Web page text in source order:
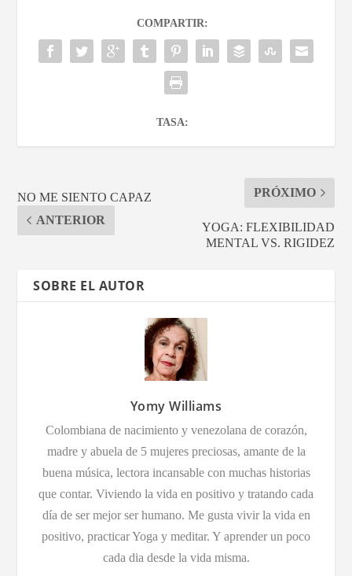
COMPARTIR:
TASA:
NO ME SIENTO CAPAZ
ANTERIOR
PRÓXIMO
YOGA: FLEXIBILIDAD
MENTAL VS. RIGIDEZ
SOBRE EL AUTOR
Yomy Williams
Colombiana de nacimiento y venezolana de corazón,
madre y abuela de 5 mujeres preciosas, amante de la
buena música, lectora incansable con muchas historias
que contar. Viviendo la vida en positivo y tratando cada
día de ser mejor ser humano. Me gusta vivir la vida en
positivo, practicar Yoga y meditar. Y aprender un poco
cada dia desde la vida misma.